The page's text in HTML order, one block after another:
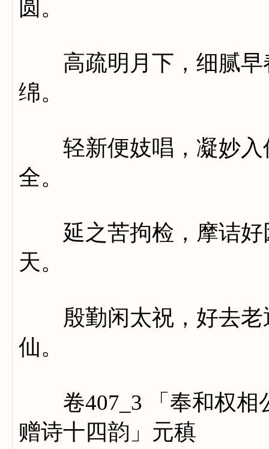
圆。
高疏明月下，细腻早
绵。
轻新便妓唱，凝妙入
全。
延之苦拘检，摩诘好
天。
殷勤闲太祝，好去老
仙。
卷407_3 「奉和权相
赠诗十四韵」元稹